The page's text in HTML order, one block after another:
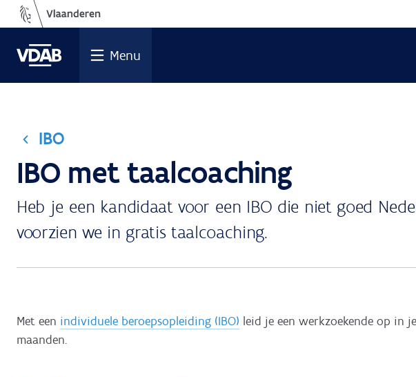
Ga
naar
de
inhoud
Menu
IBO
IBO met taalcoaching
Heb je een kandidaat voor een IBO die niet goed
voorzien we in gratis taalcoaching.
Met een individuele beroepsopleiding (IBO) leid je een werkzoekende op in
maanden.